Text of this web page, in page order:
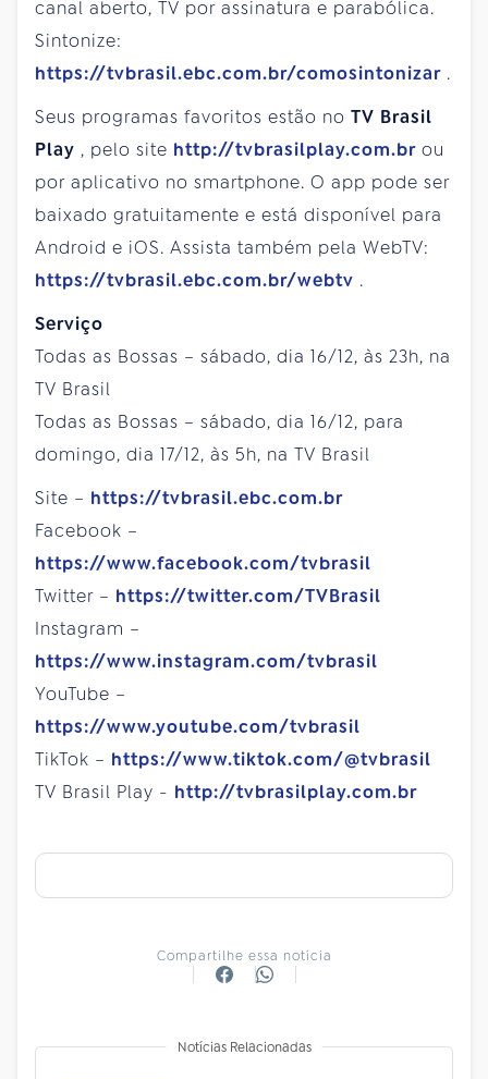
canal aberto, TV por assinatura e parabólica.
Sintonize:
https://tvbrasil.ebc.com.br/comosintonizar .
Seus programas favoritos estão no TV Brasil
Play , pelo site http://tvbrasilplay.com.br ou
por aplicativo no smartphone. O app pode ser
baixado gratuitamente e está disponível para
Android e iOS. Assista também pela WebTV:
https://tvbrasil.ebc.com.br/webtv .
Serviço
Todas as Bossas – sábado, dia 16/12, às 23h, na
TV Brasil
Todas as Bossas – sábado, dia 16/12, para
domingo, dia 17/12, às 5h, na TV Brasil
Site – https://tvbrasil.ebc.com.br
Facebook –
https://www.facebook.com/tvbrasil
Twitter – https://twitter.com/TVBrasil
Instagram –
https://www.instagram.com/tvbrasil
YouTube –
https://www.youtube.com/tvbrasil
TikTok – https://www.tiktok.com/@tvbrasil
TV Brasil Play - http://tvbrasilplay.com.br
Compartilhe essa notícia
Notícias Relacionadas